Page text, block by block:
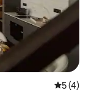
평점 5점
5 (4)